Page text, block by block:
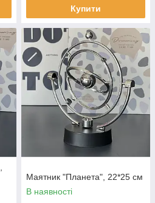
Купити
Маятник "Планета", 22*25 см
В наявності